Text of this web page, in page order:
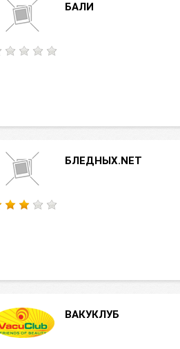
БАЛИ
БЛЕДНЫХ.NET
ВАКУКЛУБ